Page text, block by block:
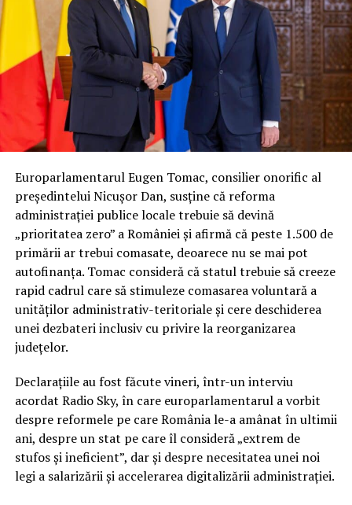
Europarlamentarul Eugen Tomac, consilier onorific al
președintelui Nicușor Dan, susține că reforma
administrației publice locale trebuie să devină
„prioritatea zero” a României și afirmă că peste 1.500 de
primării ar trebui comasate, deoarece nu se mai pot
autofinanța. Tomac consideră că statul trebuie să creeze
rapid cadrul care să stimuleze comasarea voluntară a
unităților administrativ-teritoriale și cere deschiderea
unei dezbateri inclusiv cu privire la reorganizarea
județelor.
Declarațiile au fost făcute vineri, într-un interviu
acordat Radio Sky, în care europarlamentarul a vorbit
despre reformele pe care România le-a amânat în ultimii
ani, despre un stat pe care îl consideră „extrem de
stufos și ineficient”, dar și despre necesitatea unei noi
legi a salarizării și accelerarea digitalizării administrației.